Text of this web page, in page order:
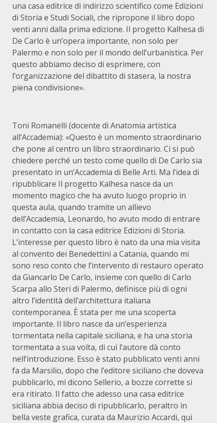
una casa editrice di indirizzo scientifico come Edizioni
di Storia e Studi Sociali, che ripropone il libro dopo
venti anni dalla prima edizione. Il progetto Kalhesa di
De Carlo è un’opera importante, non solo per
Palermo e non solo per il mondo dell’urbanistica. Per
questo abbiamo deciso di esprimere, con
l’organizzazione del dibattito di stasera, la nostra
piena condivisione».
Toni Romanelli (docente di Anatomia artistica
all’Accademia): «Questo è un momento straordinario
che pone al centro un libro straordinario. Ci si può
chiedere perché un testo come quello di De Carlo sia
presentato in un’Accademia di Belle Arti. Ma l’idea di
ripubblicare Il progetto Kalhesa nasce da un
momento magico che ha avuto luogo proprio in
questa aula, quando tramite un allievo
dell’Accademia, Leonardo, ho avuto modo di entrare
in contatto con la casa editrice Edizioni di Storia.
L’interesse per questo libro è nato da una mia visita
al convento dei Benedettini a Catania, quando mi
sono reso conto che l’intervento di restauro operato
da Giancarlo De Carlo, insieme con quello di Carlo
Scarpa allo Steri di Palermo, definisce più di ogni
altro l’identità dell’architettura italiana
contemporanea. È stata per me una scoperta
importante. Il libro nasce da un’esperienza
tormentata nella capitale siciliana, e ha una storia
tormentata a sua volta, di cui l’autore dà conto
nell’introduzione. Esso è stato pubblicato venti anni
fa da Marsilio, dopo che l’editore siciliano che doveva
pubblicarlo, mi dicono Sellerio, a bozze corrette si
era ritirato. Il fatto che adesso una casa editrice
siciliana abbia deciso di ripubblicarlo, peraltro in
bella veste grafica, curata da Maurizio Accardi, qui